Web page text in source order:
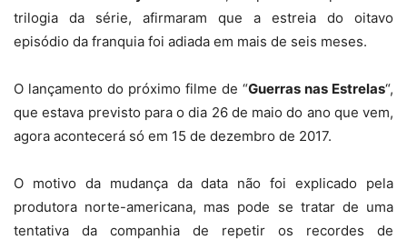
trilogia da série, afirmaram que a estreia do oitavo
episódio da franquia foi adiada em mais de seis meses.
O lançamento do próximo filme de “Guerras nas Estrelas“,
que estava previsto para o dia 26 de maio do ano que vem,
agora acontecerá só em 15 de dezembro de 2017.
O motivo da mudança da data não foi explicado pela
produtora norte-americana, mas pode se tratar de uma
tentativa da companhia de repetir os recordes de